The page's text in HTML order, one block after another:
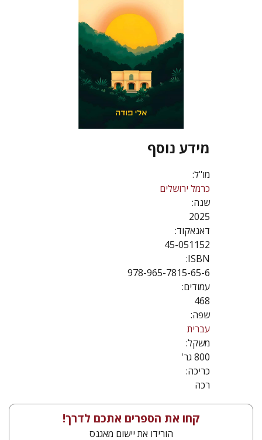
מידע נוסף
מו"ל:
כרמל ירושלים
שנה:
2025
דאנאקוד:
45-051152
ISBN:
978-965-7815-65-6
עמודים:
468
שפה:
עברית
משקל:
800 גר'
כריכה:
רכה
קחו את הספרים אתכם לדרך!
הורידו את יישום מאגנס